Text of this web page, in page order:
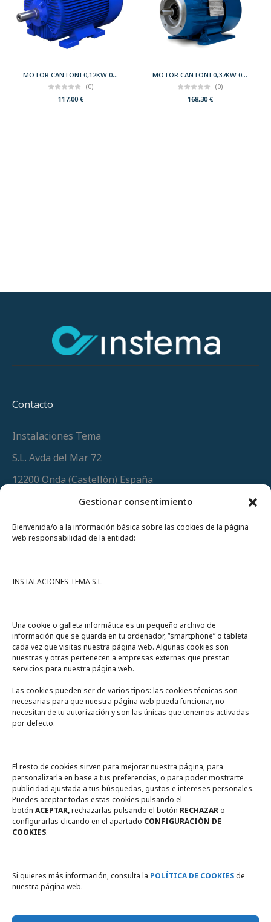
Gestionar consentimiento
Bienvenida/o a la información básica sobre las cookies de la página
web responsabilidad de la entidad:
INSTALACIONES TEMA S.L
Una cookie o galleta informática es un pequeño archivo de
información que se guarda en tu ordenador, “smartphone” o tableta
cada vez que visitas nuestra página web. Algunas cookies son
nuestras y otras pertenecen a empresas externas que prestan
servicios para nuestra página web.
Las cookies pueden ser de varios tipos: las cookies técnicas son
necesarias para que nuestra página web pueda funcionar, no
necesitan de tu autorización y son las únicas que tenemos activadas
por defecto.
El resto de cookies sirven para mejorar nuestra página, para
personalizarla en base a tus preferencias, o para poder mostrarte
publicidad ajustada a tus búsquedas, gustos e intereses personales.
Puedes aceptar todas estas cookies pulsando el
botón ACEPTAR,rechazarlas pulsando el botón RECHAZARo
configurarlas clicando en el apartado CONFIGURACIÓN DE
COOKIES.
Si quieres más información, consulta la POLÍTICA DE COOKIESde
nuestra página web.
MOTOR CANTONI 0,12KW 0,17CV 3000 B3 T56 230/400 IE2
(0)
117,00€
MOTOR CANTONI 0,37KW 0,50CV 3000 B34 T71 230/400 IE2
(0)
168,30€
Contacto
Instalaciones Tema
S.L. Avda del Mar 72
12200 Onda (Castellón) España
(+34) 964 60 34 34
Urgencias y whatsapp649 406 493
A un click
Tienda online Legal
Política de privacidad
Política de Cookies